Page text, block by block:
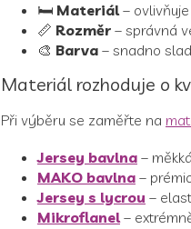
🛏️ Materiál–
📏 Rozměr – správná
🎨 Barva – snadno
Materiál rozhoduje o
Při výběru se zaměřte na
Jersey bavlna –
MAKO bavlna –
Jersey s lycrou –
Mikroflanel –